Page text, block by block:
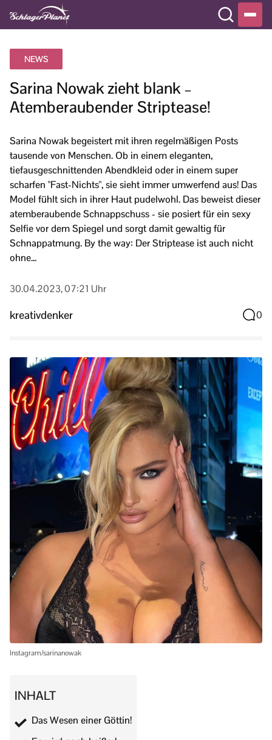
NEWS
Sarina Nowak zieht blank –
Atemberaubender Striptease!
Sarina Nowak begeistert mit ihren regelmäßigen Posts
tausende von Menschen. Ob in einem eleganten,
tiefausgeschnittenden Abendkleid oder in einem super
scharfen "Fast-Nichts", sie sieht immer umwerfend aus! Das
Model fühlt sich in ihrer Haut pudelwohl. Das beweist dieser
atemberaubende Schnappschuss - sie posiert für ein sexy
Selfie vor dem Spiegel und sorgt damit gewaltig für
Schnappatmung. By the way: Der Striptease ist auch nicht
ohne...
30.04.2023, 07:21 Uhr
kreativdenker 0
Instagram/sarinanowak
INHALT
Das Wesen einer Göttin!